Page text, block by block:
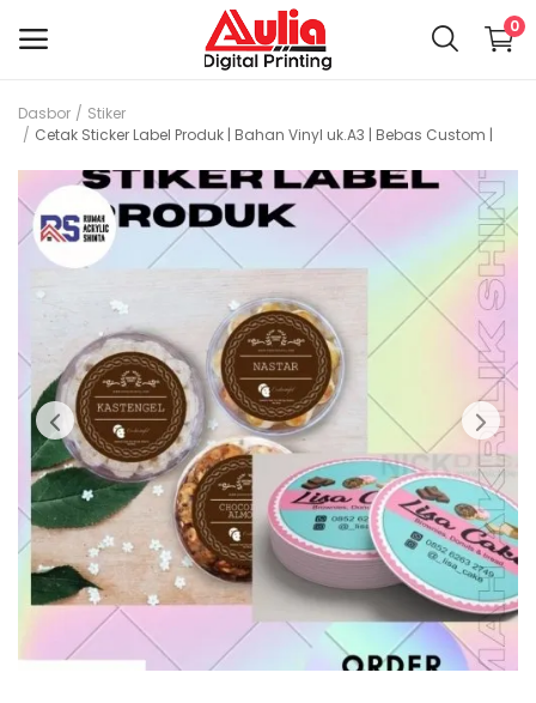
0
Jual
Menu utama
Kategori
Dasbor
Wishlist
Kontak
Artikel
Berita dan Informasi Terbaru
Dasbor
Stiker
Cetak Sticker Label Produk | Bahan Vinyl uk.A3 | Bebas Custom |